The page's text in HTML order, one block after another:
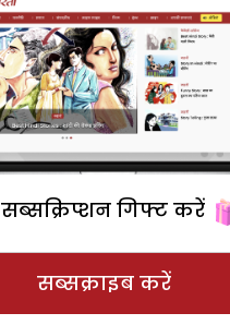
सब्सक्रिप्शन गिफ्ट करें
सब्सक्राइब करें